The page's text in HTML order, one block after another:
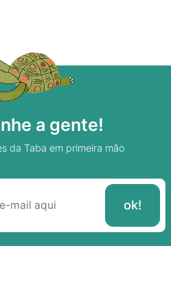
a gente!
da Taba em primeira mão